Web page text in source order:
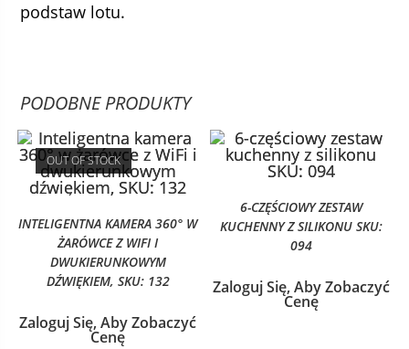
podstaw lotu.
PODOBNE PRODUKTY
OUT OF STOCK
INTELIGENTNA KAMERA 360° W
ŻARÓWCE Z WIFI I
DWUKIERUNKOWYM
DŹWIĘKIEM, SKU: 132
Zaloguj Się, Aby Zobaczyć
Cenę
6-CZĘŚCIOWY ZESTAW
KUCHENNY Z SILIKONU SKU:
094
Zaloguj Się, Aby Zobaczyć
Cenę